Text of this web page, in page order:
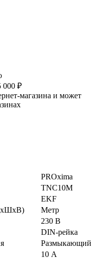
000 ₽
магазина и может
PROxima
TNC10M
EKF
Метр
230 В
DIN-рейка
Размыкающий
10 А